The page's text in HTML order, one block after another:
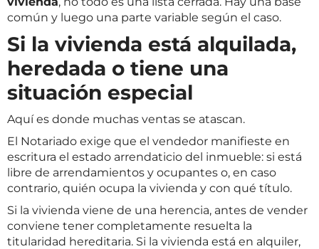
común y luego una parte variable según el caso.
Si la vivienda está alquilada,
heredada o tiene una
situación especial
Aquí es donde muchas ventas se atascan.
El Notariado exige que el vendedor manifieste en
escritura el estado arrendaticio del inmueble: si está
libre de arrendamientos y ocupantes o, en caso
contrario, quién ocupa la vivienda y con qué título.
Si la vivienda viene de una herencia, antes de vender
conviene tener completamente resuelta la
titularidad hereditaria. Si la vivienda está en alquiler,